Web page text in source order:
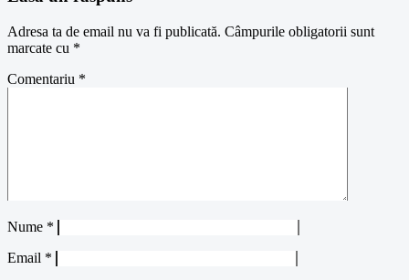
Adresa ta de email nu va fi publicată. Câmpurile obligatorii sunt
marcate cu *
Comentariu *
Nume *
Email *